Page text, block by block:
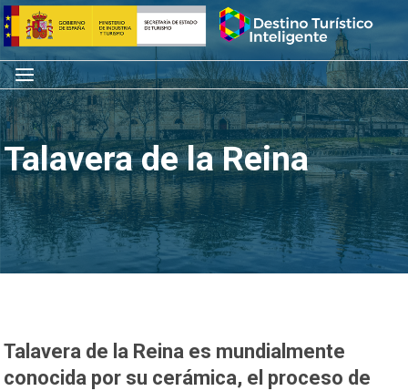
Saltar
al
contenido
Inicio
Menú
Talavera de la Reina
Talavera de la Reina es mundialmente
conocida por su cerámica, el proceso de